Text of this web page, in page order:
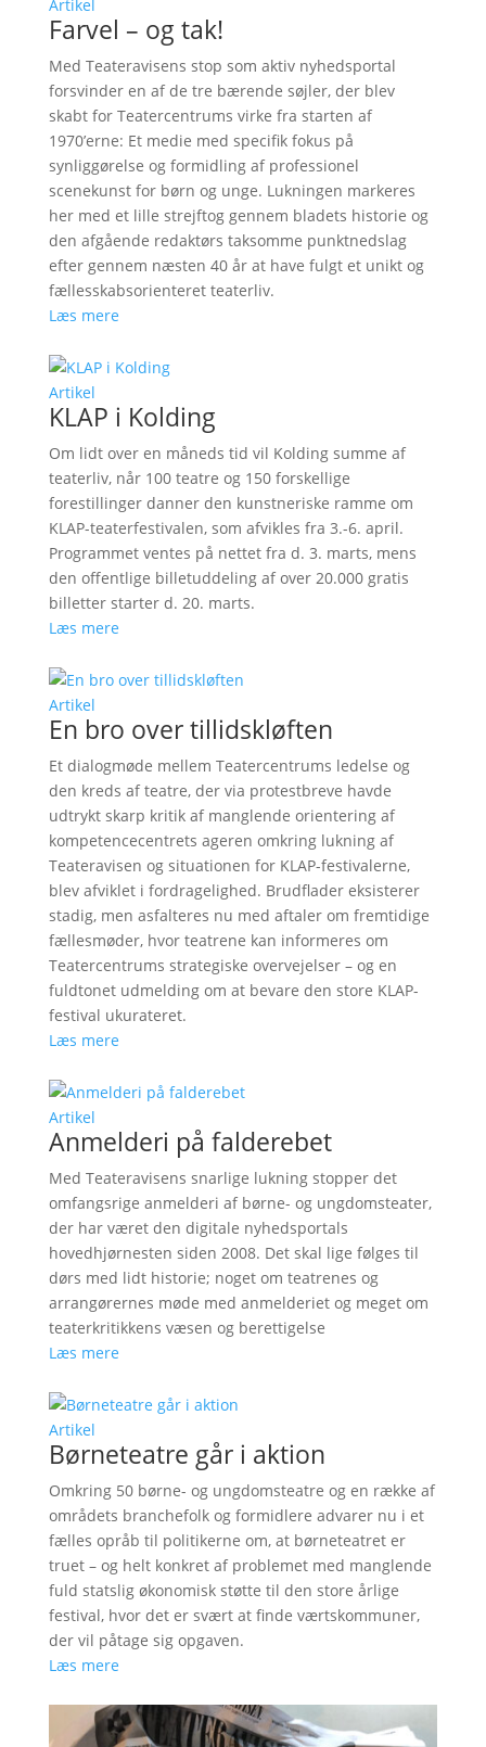
Artikel
Farvel – og tak!
Med Teateravisens stop som aktiv nyhedsportal
forsvinder en af de tre bærende søjler, der blev
skabt for Teatercentrums virke fra starten af
1970’erne: Et medie med specifik fokus på
synliggørelse og formidling af professionel
scenekunst for børn og unge. Lukningen markeres
her med et lille strejftog gennem bladets historie og
den afgående redaktørs taksomme punktnedslag
efter gennem næsten 40 år at have fulgt et unikt og
fællesskabsorienteret teaterliv.
Læs mere
Artikel
KLAP i Kolding
Om lidt over en måneds tid vil Kolding summe af
teaterliv, når 100 teatre og 150 forskellige
forestillinger danner den kunstneriske ramme om
KLAP-teaterfestivalen, som afvikles fra 3.-6. april.
Programmet ventes på nettet fra d. 3. marts, mens
den offentlige billetuddeling af over 20.000 gratis
billetter starter d. 20. marts.
Læs mere
Artikel
En bro over tillidskløften
Et dialogmøde mellem Teatercentrums ledelse og
den kreds af teatre, der via protestbreve havde
udtrykt skarp kritik af manglende orientering af
kompetencecentrets ageren omkring lukning af
Teateravisen og situationen for KLAP-festivalerne,
blev afviklet i fordragelighed. Brudflader eksisterer
stadig, men asfalteres nu med aftaler om fremtidige
fællesmøder, hvor teatrene kan informeres om
Teatercentrums strategiske overvejelser – og en
fuldtonet udmelding om at bevare den store KLAP-
festival ukurateret.
Læs mere
Artikel
Anmelderi på falderebet
Med Teateravisens snarlige lukning stopper det
omfangsrige anmelderi af børne- og ungdomsteater,
der har været den digitale nyhedsportals
hovedhjørnesten siden 2008. Det skal lige følges til
dørs med lidt historie; noget om teatrenes og
arrangørernes møde med anmelderiet og meget om
teaterkritikkens væsen og berettigelse
Læs mere
Artikel
Børneteatre går i aktion
Omkring 50 børne- og ungdomsteatre og en række af
områdets branchefolk og formidlere advarer nu i et
fælles opråb til politikerne om, at børneteatret er
truet – og helt konkret af problemet med manglende
fuld statslig økonomisk støtte til den store årlige
festival, hvor det er svært at finde værtskommuner,
der vil påtage sig opgaven.
Læs mere